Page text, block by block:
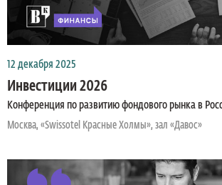
12 декабря 2025
Инвестиции 2026
Конференция по развитию фондового рынка в
Москва, «Swissotel Красные Холмы», зал «Давос»